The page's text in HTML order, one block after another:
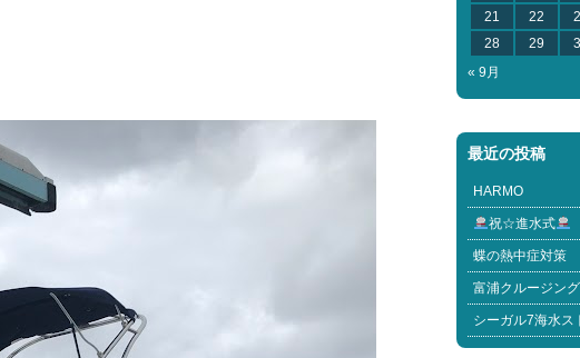
21
22
28
29
« 9月
最近の投稿
HARMO
祝☆進水式
蝶の熱中症対策
富浦クルージング
シーガル7海水ス